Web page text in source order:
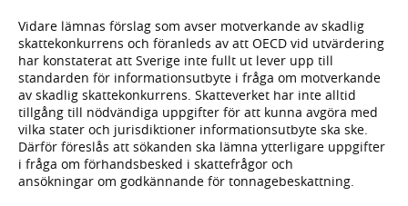
Vidare lämnas förslag som avser motverkande av skadlig
skattekonkurrens och föranleds av att OECD vid utvärdering
har konstaterat att Sverige inte fullt ut lever upp till
standarden för informationsutbyte i fråga om motverkande
av skadlig skattekonkurrens. Skatteverket har inte alltid
tillgång till nödvändiga uppgifter för att kunna avgöra med
vilka stater och jurisdiktioner informationsutbyte ska ske.
Därför föreslås att sökanden ska lämna ytterligare uppgifter
i fråga om förhandsbesked i skattefrågor och
ansökningar om godkännande för tonnagebeskattning.